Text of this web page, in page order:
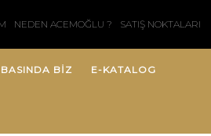
NEDEN ACEMOĞLU ? SATIŞ NOKTALARI
BASINDA BİZ E-KATALOG